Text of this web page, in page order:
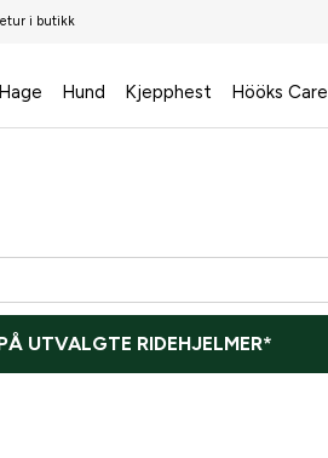
i butikk
Hund Kjepphest Hööks Care
UTVALGTE RIDEHJELMER*